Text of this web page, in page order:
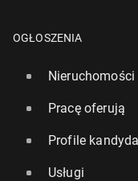
OGŁOSZENIA
Nieruchomości
Pracę oferują
Profile
Usługi